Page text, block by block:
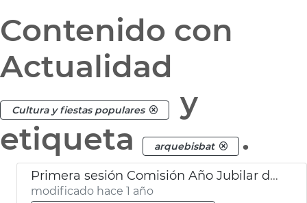
Contenido con
Actualidad
Cultura y fiestas populares
y
etiqueta
arquebisbat .
Primera sesión Comisión Año Jubilar del Santo Cáliz
modificado hace 1 año